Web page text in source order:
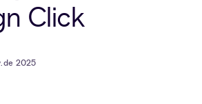
Click
de 2025